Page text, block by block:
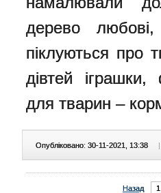
дерево
піклуються про
дівтей
для тварин –
Опубліковано: 30-11-2021, 13:38 |
Назад 1